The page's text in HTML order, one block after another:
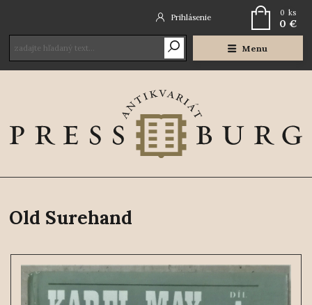
Menu
Prihlásenie 0 ks
0 €
Old Surehand